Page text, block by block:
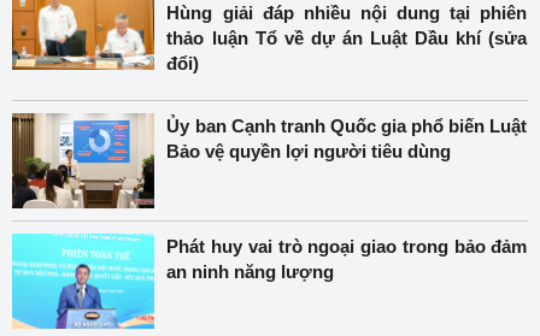
Hùng giải đáp nhiều nội dung tại phiên
thảo luận Tổ về dự án Luật Dầu khí (sửa
đổi)
Ủy ban Cạnh tranh Quốc gia phổ biến Luật
Bảo vệ quyền lợi người tiêu dùng
Phát huy vai trò ngoại giao trong bảo đảm
an ninh năng lượng